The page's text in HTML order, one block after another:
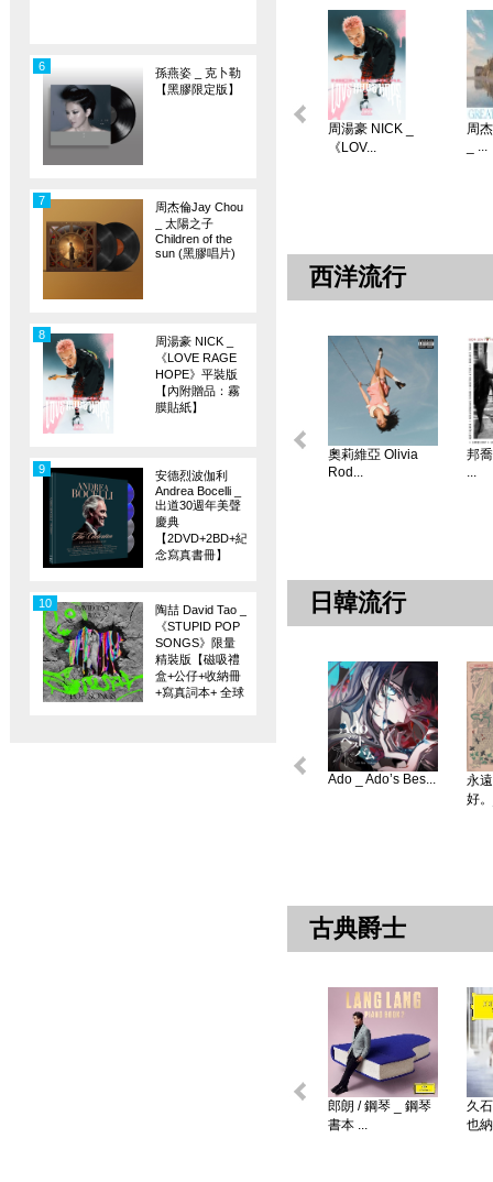
孫燕姿 _ 克卜勒
【黑膠限定版】
6
周杰倫Jay Chou
_ 太陽之子
Children of the
sun (黑膠唱片)
7
周湯豪 NICK _
《LOVE RAGE
HOPE》平裝版
【內附贈品：霧
膜貼紙】
8
安德烈波伽利
Andrea Bocelli _
出道30週年美聲
慶典
【2DVD+2BD+紀
念寫真書冊】
9
陶喆 David Tao _
《STUPID POP
SONGS》限量
精裝版【磁吸禮
盒+公仔+收納冊
+寫真詞本+ 全球
10
周湯豪 NICK _
《LOV...
周
_ ...
西洋流行
奧莉維亞 Olivia
Rod...
邦
...
日韓流行
Ado _ Ado’s Bes...
永
好
古典爵士
郎朗 / 鋼琴 _ 鋼琴
書本 ...
久
也